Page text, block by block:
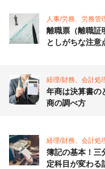
人事/労務、労務管
離職票（離職証
としがちな注意
経理/財務、会計処
年商は決算書の
商の調べ方
経理/財務、会計処
簿記の基本！三
定科目が変わる